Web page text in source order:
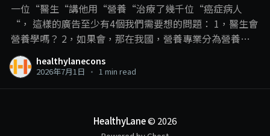
一位“醫生“講他用“營養“治療了幾千位“癌症病人
“， 這樣的廣告至少有4個我們需要想的問題： 1，醫生會
營養學嗎？ 2，如果會，那在我國，營養專業分為營養師
和飲食治療師，那他是用哪一個專業內容？ 3，即使是飲
食治療師可以進行疾病的“飲食治療“，但在這裡，飲食
疾病給治了，尤其是癌症這種複雜的疾病。 4，以醫生的
頭銜，確實可以“治療“癌症，那敢問他是開藥呢？動手
healthylanecons
2026年7月1日 • 1 min read
HealthyLane© 2026